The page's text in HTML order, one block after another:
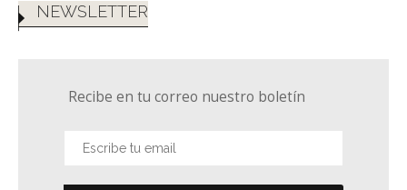
NEWSLETTER
Recibe en tu correo nuestro boletín